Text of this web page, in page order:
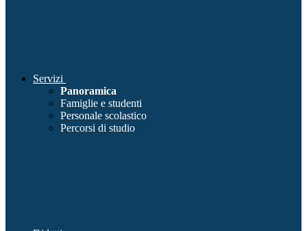
Servizi
Panoramica
Famiglie e studenti
Personale scolastico
Percorsi di studio